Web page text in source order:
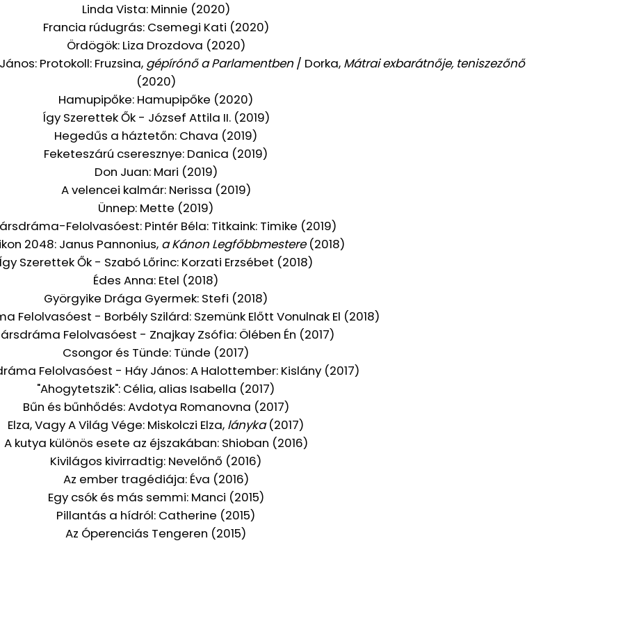
Linda Vista: Minnie (2020)
Francia rúdugrás: Csemegi Kati (2020)
Ördögök: Liza Drozdova (2020)
Protokoll: Fruzsina, gépírónő a Parlamentben/ Dorka, Mátrai exbarátnője, teniszezőnő
(2020)
Hamupipőke: Hamupipőke (2020)
Így Szerettek Ők - József Attila II. (2019)
Hegedűs a háztetőn: Chava (2019)
Feketeszárú cseresznye: Danica (2019)
Don Juan: Mari (2019)
A velencei kalmár: Nerissa (2019)
Ünnep: Mette (2019)
Felolvasóest: Pintér Béla: Titkaink: Timike (2019)
2048: Janus Pannonius, a Kánon Legfőbbmestere(2018)
Szerettek Ők - Szabó Lőrinc: Korzati Erzsébet (2018)
Édes Anna: Etel (2018)
Györgyike Drága Gyermek: Stefi (2018)
Felolvasóest - Borbély Szilárd: Szemünk Előtt Vonulnak El (2018)
Felolvasóest - Znajkay Zsófia: Ölében Én (2017)
Csongor és Tünde: Tünde (2017)
Felolvasóest - Háy János: A Halottember: Kislány (2017)
"Ahogytetszik": Célia, alias Isabella (2017)
Bűn és bűnhődés: Avdotya Romanovna (2017)
Elza, Vagy A Világ Vége: Miskolczi Elza, lányka(2017)
A kutya különös esete az éjszakában: Shioban (2016)
Kivilágos kivirradtig: Nevelőnő (2016)
Az ember tragédiája: Éva (2016)
Egy csók és más semmi: Manci (2015)
Pillantás a hídról: Catherine (2015)
Az Óperenciás Tengeren (2015)